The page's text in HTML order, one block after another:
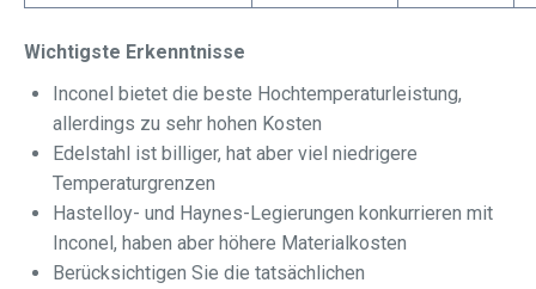
Wichtigste Erkenntnisse
Inconel bietet die beste Hochtemperaturleistung,
allerdings zu sehr hohen Kosten
Edelstahl ist billiger, hat aber viel niedrigere
Temperaturgrenzen
Hastelloy- und Haynes-Legierungen konkurrieren mit
Inconel, haben aber höhere Materialkosten
Berücksichtigen Sie die tatsächlichen